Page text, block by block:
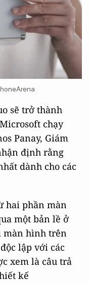
sẽ trở thành
chạy
Panay, Giám
định rằng
dành cho các
hai phần màn
một bản lề ở
màn hình trên
lập với các
xem là câu trả
kế